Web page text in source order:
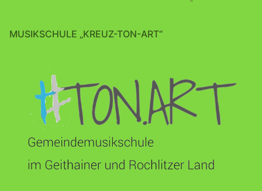
MUSIKSCHULE „KREUZ-TON-ART“